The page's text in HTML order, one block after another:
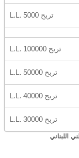
تربح L.L. 5000
تربح L.L. 100000
تربح L.L. 50000
تربح L.L. 40000
تربح L.L. 30000
اللبناني